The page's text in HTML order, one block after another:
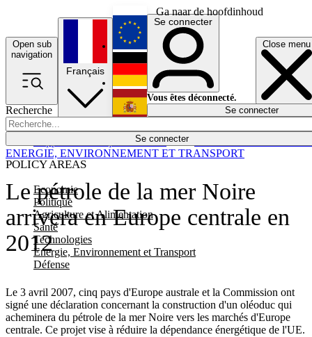
Ga naar de hoofdinhoud
Open sub
navigation
Close menu
Recherche
Se connecter
POLICY AREAS
Economie
Politique
Agriculture et Alimentation
Santé
Technologies
Energie, Environnement et Transport
Défense
Économie
Français
English
Deutsch
Español
Se connecter
Vous êtes déconnecté.
Se connecter
Le pétrole de la mer Noire
arrivera en Europe centrale en
2012
Le 3 avril 2007, cinq pays d'Europe australe et la Commission ont
signé une déclaration concernant la construction d'un oléoduc qui
acheminera du pétrole de la mer Noire vers les marchés d'Europe
centrale. Ce projet vise à réduire la dépendance énergétique de l'UE.
ENERGIE, ENVIRONNEMENT ET TRANSPORT